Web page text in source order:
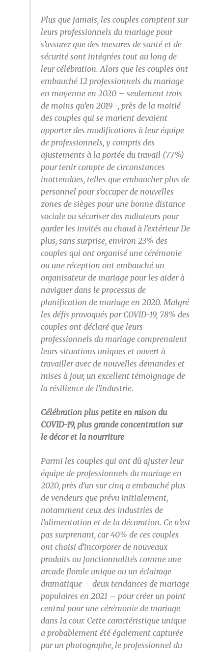
Plus que jamais, les couples comptent sur
leurs professionnels du mariage pour
s’assurer que des mesures de santé et de
sécurité sont intégrées tout au long de
leur célébration. Alors que les couples ont
embauché 12 professionnels du mariage
en moyenne en 2020 – seulement trois
de moins qu’en 2019 -, près de la moitié
des couples qui se marient devaient
apporter des modifications à leur équipe
de professionnels, y compris des
ajustements à la portée du travail (77%)
pour tenir compte de circonstances
inattendues, telles que embaucher plus de
personnel pour s’occuper de nouvelles
zones de sièges pour une bonne distance
sociale ou sécuriser des radiateurs pour
garder les invités au chaud à l’extérieur De
plus, sans surprise, environ 23% des
couples qui ont organisé une cérémonie
ou une réception ont embauché un
organisateur de mariage pour les aider à
naviguer dans le processus de
planification de mariage en 2020. Malgré
les défis provoqués par COVID-19, 78% des
couples ont déclaré que leurs
professionnels du mariage comprenaient
leurs situations uniques et ouvert à
travailler avec de nouvelles demandes et
mises à jour, un excellent témoignage de
la résilience de l’industrie.
Célébration plus petite en raison du
COVID-19, plus grande concentration sur
le décor et la nourriture
Parmi les couples qui ont dû ajuster leur
équipe de professionnels du mariage en
2020, près d’un sur cinq a embauché plus
de vendeurs que prévu initialement,
notamment ceux des industries de
l’alimentation et de la décoration. Ce n’est
pas surprenant, car 40% de ces couples
ont choisi d’incorporer de nouveaux
produits ou fonctionnalités comme une
arcade florale unique ou un éclairage
dramatique – deux tendances de mariage
populaires en 2021 – pour créer un point
central pour une cérémonie de mariage
dans la cour. Cette caractéristique unique
a probablement été également capturée
par un photographe, le professionnel du